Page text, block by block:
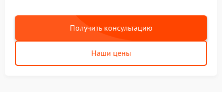
Получить консультацию
Наши цены